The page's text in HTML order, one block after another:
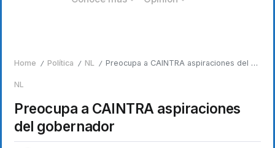
Home / Política / NL / Preocupa a CAINTRA aspiraciones del gobernador
NL
Preocupa a CAINTRA aspiraciones
del gobernador